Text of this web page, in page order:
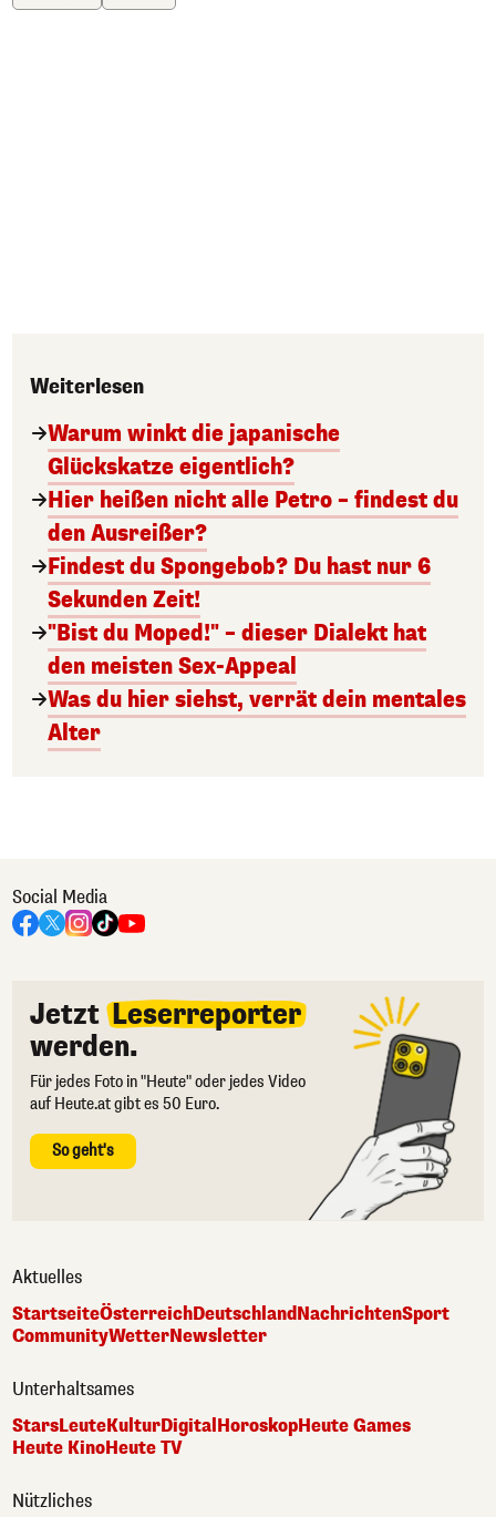
Weiterlesen
Warum winkt die japanische
Glückskatze eigentlich?
Hier heißen nicht alle Petro – findest du
den Ausreißer?
Findest du Spongebob? Du hast nur 6
Sekunden Zeit!
"Bist du Moped!" – dieser Dialekt hat
den meisten Sex-Appeal
Was du hier siehst, verrät dein mentales
Alter
Social Media
Jetzt Leserreporter
werden.
Für jedes Foto in "Heute" oder jedes Video
auf Heute.at gibt es 50 Euro.
So geht's
Aktuelles
StartseiteÖsterreichDeutschlandNachrichtenSport
CommunityWetterNewsletter
Unterhaltsames
StarsLeuteKulturDigital HoroskopHeute Games
Heute KinoHeute TV
Nützliches